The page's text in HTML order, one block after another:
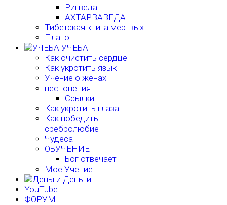
Ригведа
АХТАРВАВЕДА
Тибетская книга мертвых
Платон
УЧЕБА
Как очистить сердце
Как укротить язык
Учение о женах
песнопения
Ссылки
Как укротить глаза
Как победить
сребролюбие
Чудеса
ОБУЧЕНИЕ
Бог отвечает
Мое Учение
Деньги
YouTube
ФОРУМ